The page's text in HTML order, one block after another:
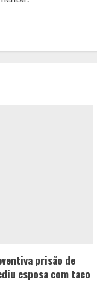
prisão de
esposa com taco